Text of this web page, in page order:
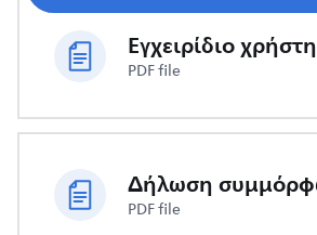
Εγχειρίδιο χρήστη
PDF file
PDF file